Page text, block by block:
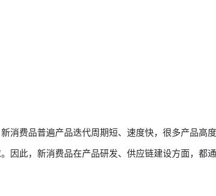
消费品普遍产品迭代周期短、速度快，很多产品高
因此，新消费品在产品研发、供应链建设方面，都